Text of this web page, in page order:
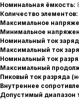
Номинальная ёмкость:
Количество элементов:
Максимальное
Минимальное
Номинальный ток
Максимальный ток
Номинальный ток
Максимальный
Пиковый ток разряда
Внутреннее
Допустимый диапазон